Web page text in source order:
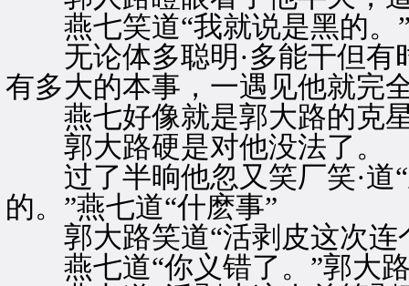
燕七笑道“我就说是黑的。
无论体多聪明·多能干但有
有多大的本事，一遇见他就完
燕七好像就是郭大路的克
郭大路硬是对他没法了。
过了半晌他忽又笑厂笑·道“
的。”燕七道“什麽事”
郭大路笑道“活剥皮这次连
燕七道“你义错了。”郭大路